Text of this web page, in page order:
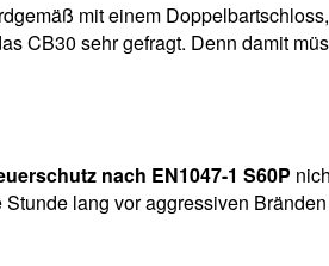
mit einem
CB30 sehr gefragt. Denn damit
nach EN1047-1 S60P
lang vor aggressiven